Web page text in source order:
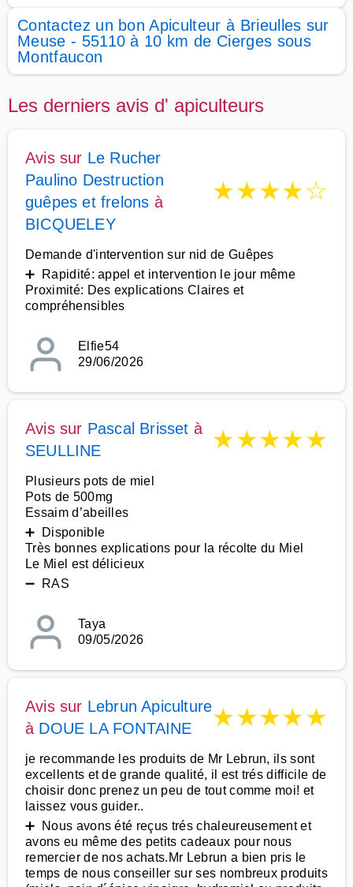
Contactez un bon Apiculteur à Brieulles sur
Meuse - 55110 à 10 km de Cierges sous
Montfaucon
Les derniers avis d' apiculteurs
Avis sur Le Rucher
Paulino Destruction
guêpes et frelons à
BICQUELEY
★★★★☆
Demande d'intervention sur nid de Guêpes
➕ Rapidité: appel et intervention le jour même
Proximité: Des explications Claires et
compréhensibles
Elfie54
29/06/2026
Avis sur Pascal Brisset à
SEULLINE
★★★★★
Plusieurs pots de miel
Pots de 500mg
Essaim d’abeilles
➕ Disponible
Très bonnes explications pour la récolte du Miel
Le Miel est délicieux
➖ RAS
Taya
09/05/2026
Avis sur Lebrun Apiculture
à DOUE LA FONTAINE ★★★★★
je recommande les produits de Mr Lebrun, ils sont
excellents et de grande qualité, il est trés difficile de
choisir donc prenez un peu de tout comme moi! et
laissez vous guider..
➕ Nous avons été reçus trés chaleureusement et
avons eu même des petits cadeaux pour nous
remercier de nos achats.Mr Lebrun a bien pris le
temps de nous conseiller sur ses nombreux produits